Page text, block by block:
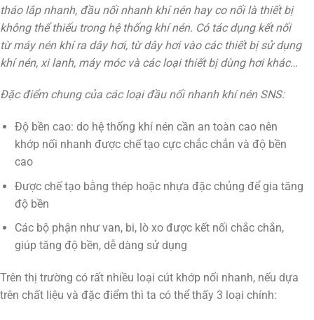
tháo lắp nhanh, đầu nối nhanh khí nén hay co nối là thiết bị
không thể thiếu trong hệ thống khí nén. Có tác dụng kết nối
từ máy nén khí ra dây hơi, từ dây hơi vào các thiết bị sử dụng
khí nén, xi lanh, máy móc và các loại thiết bị dùng hơi khác…
Đặc điểm chung của các loại đầu nối nhanh khí nén SNS:
Độ bền cao: do hệ thống khí nén cần an toàn cao nên
khớp nối nhanh được chế tạo cực chắc chắn và độ bền
cao
Được chế tạo bằng thép hoặc nhựa đặc chủng để gia tăng
độ bền
Các bộ phận như van, bi, lò xo được kết nối chắc chắn,
giúp tăng độ bền, dễ dàng sử dụng
Trên thị trường có rất nhiều loại cút khớp nối nhanh, nếu dựa
trên chất liệu và đặc điểm thì ta có thể thấy 3 loại chính: